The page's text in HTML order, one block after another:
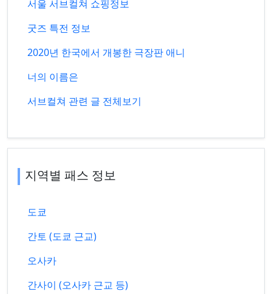
서울 서브컬쳐 쇼핑정보
굿즈 특전 정보
2020년 한국에서 개봉한 극장판 애니
너의 이름은
서브컬쳐 관련 글 전체보기
지역별 패스 정보
도쿄
간토 (도쿄 근교)
오사카
간사이 (오사카 근교 등)